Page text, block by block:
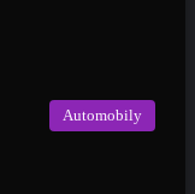
Automobily